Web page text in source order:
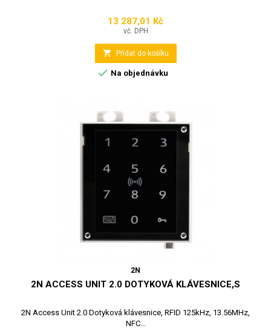
Cena
13 287,01 Kč
vč. DPH
 Přidat do košíku
 Na objednávku
2N
2N ACCESS UNIT 2.0 DOTYKOVÁ KLÁVESNICE,S
2N Access Unit 2.0 Dotyková klávesnice, RFID 125kHz, 13.56MHz,
NFC...